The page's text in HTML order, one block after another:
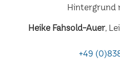
Heike Fahsold-Auer,
+49